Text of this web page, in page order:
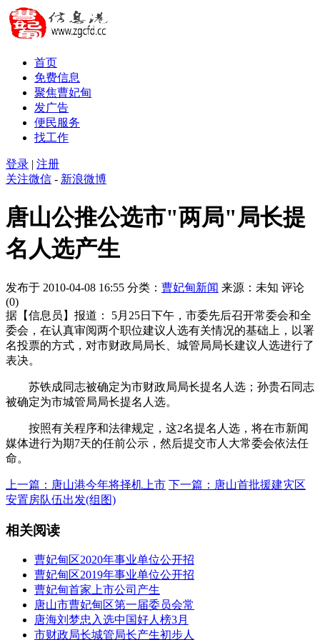
首页
免费信息
聚焦曹妃甸
发广告
便民服务
找工作
登录 | 注册
关注微信 - 新浪微博
唐山公推公选市"两局"局长提
名人选产生
发布于 2010-04-08 16:55 分类： 曹妃甸新闻 来源：未知 评论
(0)
据【信息员】报道： 5月25日下午，市委先后召开常委会和全
委会，在认真审阅两个职位建议人选有关情况的基础上，以署
名投票的方式，对市财政局局长、城管局局长建议人选进行了
表决。
苏铁成同志被确定为市财政局局长提名人选；孙贵石同志
被确定为市城管局局长提名人选。
按照有关程序和法律规定，这2名提名人选，将在市新闻
媒体进行为期7天的任前公示，然后提交市人大常委会依法任
命。
上一篇：唐山港今年将择机上市 下一篇：唐山首批援建灾区
安置房队伍出发(组图)
相关阅读
曹妃甸区2020年事业单位公开招
曹妃甸区2019年事业单位公开招
曹妃甸首家上市公司产生
唐山市曹妃甸区第一届委员会常
唐海刘梦忠入选中国好人榜3月
市财政局长城管局长产生初步人